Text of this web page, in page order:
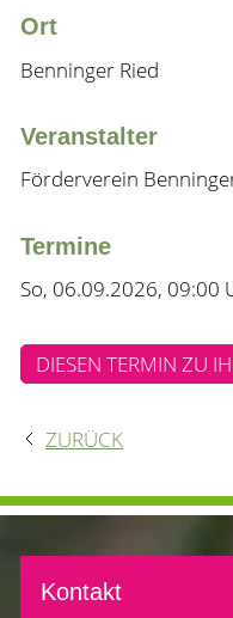
Ort
Benninger Ried
Veranstalter
Förderverein
Termine
So, 06.09.2026, 09:00
DIESEN TERMIN ZU
ZURÜCK
Kontakt